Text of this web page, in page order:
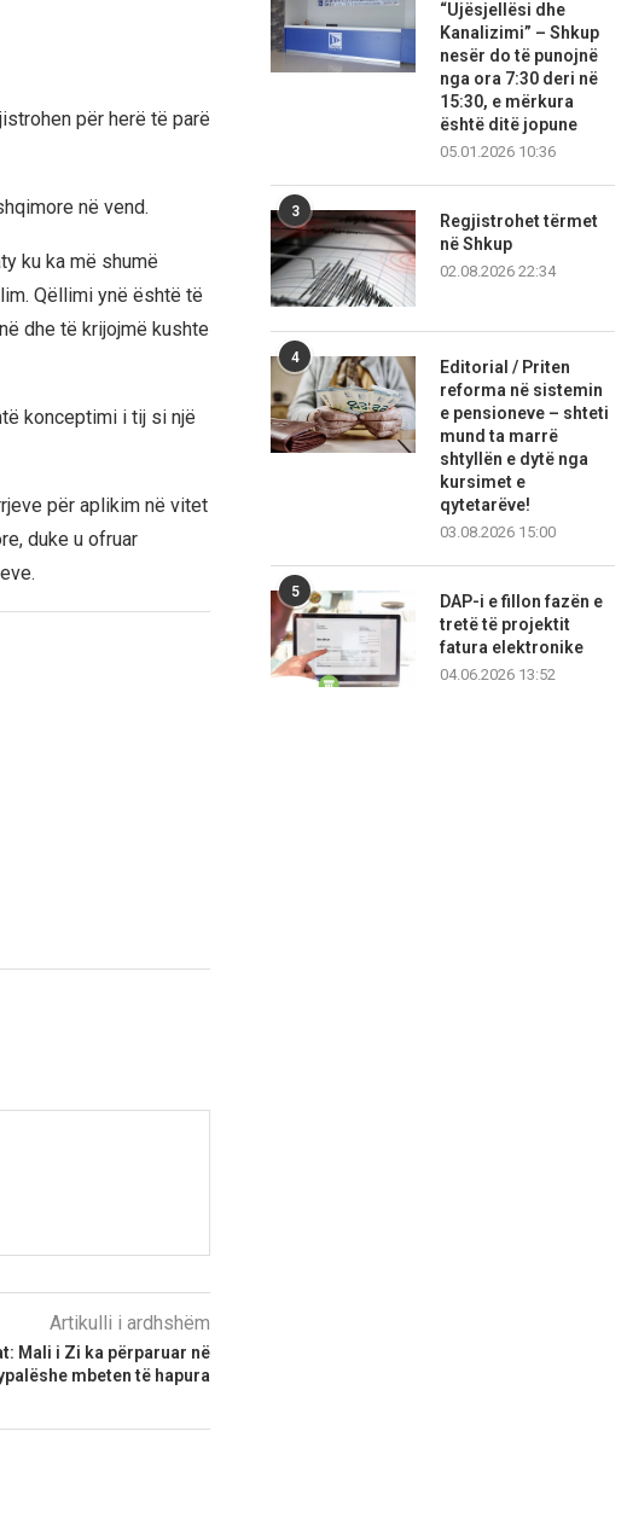
për herë të parë
në vend.
ku ka më shumë
Qëllimi ynë është të
dhe të krijojmë kushte
konceptimi i tij si një
për aplikim në vitet
duke u ofruar
Artikulli i ardhshëm
Mali i Zi ka përparuar në
mbeten të hapura
“Ujësjellësi dhe
Kanalizimi” – Shkup
nesër do të punojnë
nga ora 7:30 deri në
15:30, e mërkura
është ditë jopune
05.01.2026 10:36
3
Regjistrohet tërmet
në Shkup
02.08.2026 22:34
4
Editorial / Priten
reforma në sistemin
e pensioneve – shteti
mund ta marrë
shtyllën e dytë nga
kursimet e
qytetarëve!
03.08.2026 15:00
5
DAP-i e fillon fazën e
tretë të projektit
fatura elektronike
04.06.2026 13:52